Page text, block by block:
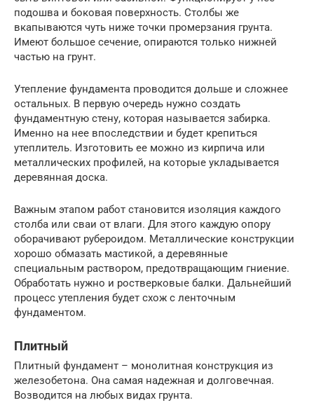
подошва и боковая поверхность. Столбы же
вкапываются чуть ниже точки промерзания грунта.
Имеют большое сечение, опираются только нижней
частью на грунт.
Утепление фундамента проводится дольше и сложнее
остальных. В первую очередь нужно создать
фундаментную стену, которая называется забирка.
Именно на нее впоследствии и будет крепиться
утеплитель. Изготовить ее можно из кирпича или
металлических профилей, на которые укладывается
деревянная доска.
Важным этапом работ становится изоляция каждого
столба или сваи от влаги. Для этого каждую опору
оборачивают рубероидом. Металлические конструкции
хорошо обмазать мастикой, а деревянные
специальным раствором, предотвращающим гниение.
Обработать нужно и ростверковые балки. Дальнейший
процесс утепления будет схож с ленточным
фундаментом.
Плитный
Плитный фундамент – монолитная конструкция из
железобетона. Она самая надежная и долговечная.
Возводится на любых видах грунта.